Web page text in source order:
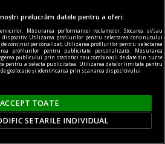
poate, măsura tuturor
prelucrăm datele pentru a oferi:
Măsurarea performanței reclamelor. Stocarea și/sau
dispozitiv. Utilizarea profilurilor pentru selectarea conținutului
conținut personalizat. Utilizarea profilurilor pentru selectarea
profilurilor pentru publicitate personalizată. Măsurarea
publicului prin statistici sau combinații de date din surse
pentru a selecta publicitatea. Utilizarea datelor limitate pentru
geolocație și identificarea prin scanarea dispozitivului.
ACCEPT TOATE
SETARILE INDIVIDUAL